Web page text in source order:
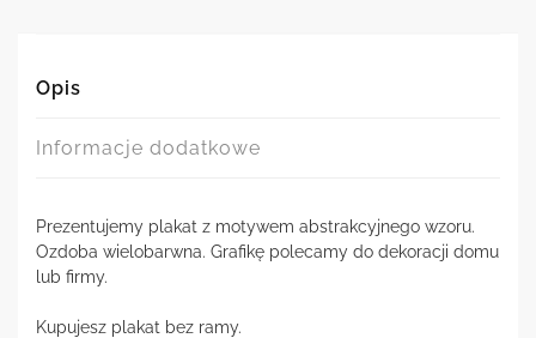
Opis
Informacje dodatkowe
Prezentujemy plakat z motywem abstrakcyjnego wzoru.
Ozdoba wielobarwna. Grafikę polecamy do dekoracji domu
lub firmy.
Kupujesz plakat bez ramy.